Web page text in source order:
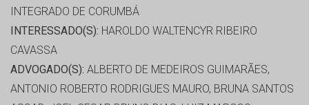
INTEGRADO DE CORUMBÁ
INTERESSADO(S): HAROLDO WALTENCYR RIBEIRO
CAVASSA
ADVOGADO(S): ALBERTO DE MEDEIROS GUIMARÃES,
ANTONIO ROBERTO RODRIGUES MAURO, BRUNA SANTOS